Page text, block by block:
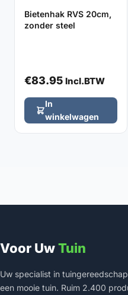
Bietenhak RVS 20cm,
zonder steel
€83.95 Incl.BTW
In
winkelwagen
Voor UwTuin
Uw specialist in
een mooie tuin. Ruim 2.400